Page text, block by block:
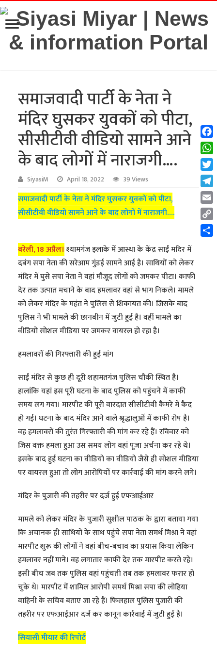
समाजवादी पार्टी के नेता ने
मंदिर घुसकर युवकों को पीटा,
सीसीटीवी वीडियो सामने आने
के बाद लोगों में नाराजगी….
SiyasiM April 18, 2022 39 Views
समाजवादी पार्टी के नेता ने मंदिर घुसकर युवकों को पीटा,
सीसीटीवी वीडियो सामने आने के बाद लोगों में नाराजगी….
बरेली, 18 अप्रैल। श्यामगंज इलाके में आस्था के केंद्र साईं मदिर में
दबंग सपा नेता की सरेआम गुंडई सामने आई है। साथियों को लेकर
मंदिर में घुसे सपा नेता ने वहां मौजूद लोगों को जमकर पीटा। काफी
देर तक उत्पात मचाने के बाद हमलावर वहां से भाग निकले। मामले
को लेकर मंदिर के महंत ने पुलिस से शिकायत की। जिसके बाद
पुलिस ने भी मामले की छानबीन में जुटी हुई है। वहीं मामले का
वीडियो सोशल मीडिया पर जमकर वायरल हो रहा है।
हमलावरों की गिरफ्तारी की हुई मांग
साईं मंदिर से कुछ ही दूरी शहामतगंज पुलिस चौकी स्थित है।
हालांकि यहां इस पूरी घटना के बाद पुलिस को पहुंचने में काफी
समय लग गया। मारपीट की पूरी वारदात सीसीटीवी कैमरे में कैद
हो गई। घटना के बाद मंदिर आने वाले श्रृद्धालुओं में काफी रोष है।
वह हमलावरों की तुरंत गिरफ्तारी की मांग कर रहे हैं। रविवार को
जिस वक्त हमला हुआ उस समय लोग वहां पूजा अर्चना कर रहे थे।
इसके बाद हुई घटना का वीडियो का वीडियो जैसे ही सोशल मीडिया
पर वायरल हुआ तो लोग आरोपियों पर कार्रवाई की मांग करने लगे।
मंदिर के पुजारी की तहरीर पर दर्ज हुई एफआईआर
मामले को लेकर मंदिर के पुजारी सुशील पाठक के द्वारा बताया गया
कि अचानक ही साथियों के साथ पहुंचे सपा नेता समर्थ मिश्रा ने वहां
मारपीट शुरू की लोगों ने वहां बीच-बचाव का प्रयास किया लेकिन
हमलावर नहीं माने। वह लगातार काफी देर तक मारपीट करते रहे।
इसी बीच जब तक पुलिस वहां पहुंचती तब तक हमलावर फरार हो
चुके थे। मारपीट में शामिल आरोपी समर्थ मिश्रा सपा की लोहिया
वाहिनी के सचिव बताए जा रहे हैं। फिलहाल पुलिस पुजारी की
तहरीर पर एफआईआर दर्ज कर कानून कार्रवाई में जुटी हुई है।
सियासी मीयार की रिपोर्ट
Copy
Link